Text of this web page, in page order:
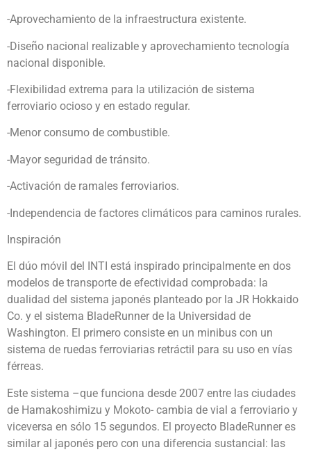
-Aprovechamiento de la infraestructura existente.
-Diseño nacional realizable y aprovechamiento tecnología
nacional disponible.
-Flexibilidad extrema para la utilización de sistema
ferroviario ocioso y en estado regular.
-Menor consumo de combustible.
-Mayor seguridad de tránsito.
-Activación de ramales ferroviarios.
-Independencia de factores climáticos para caminos rurales.
Inspiración
El dúo móvil del INTI está inspirado principalmente en dos
modelos de transporte de efectividad comprobada: la
dualidad del sistema japonés planteado por la JR Hokkaido
Co. y el sistema BladeRunner de la Universidad de
Washington. El primero consiste en un minibus con un
sistema de ruedas ferroviarias retráctil para su uso en vías
férreas.
Este sistema –que funciona desde 2007 entre las ciudades
de Hamakoshimizu y Mokoto- cambia de vial a ferroviario y
viceversa en sólo 15 segundos. El proyecto BladeRunner es
similar al japonés pero con una diferencia sustancial: las